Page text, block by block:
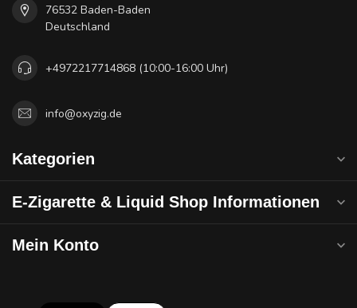
76532 Baden-Baden
Deutschland
+4972217714868 (10:00-16:00 Uhr)
info@oxyzig.de
Kategorien
E-Zigarette & Liquid Shop Informationen
Mein Konto